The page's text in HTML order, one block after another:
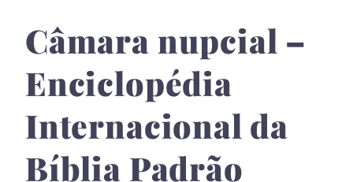
conteúdo
Câmara nupcial –
Enciclopédia
Internacional da
Bíblia Padrão